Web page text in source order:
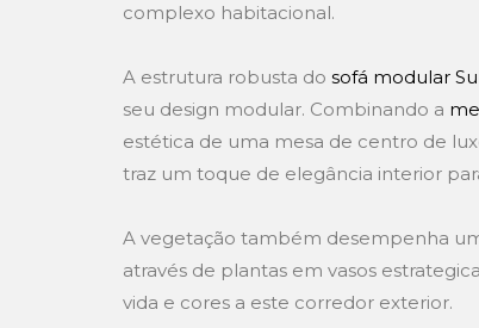
complexo habitacional.
A estrutura robusta dosofá modular
seu design modular. Combinando a
estética de uma mesa de centro de
traz um toque de elegância interior
A vegetação também desempenha
através de plantas em vasos
vida e cores a este corredor exterior.